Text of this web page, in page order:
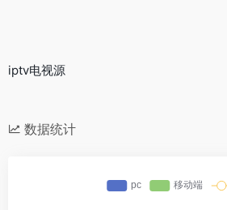
iptv电视源
数据统计